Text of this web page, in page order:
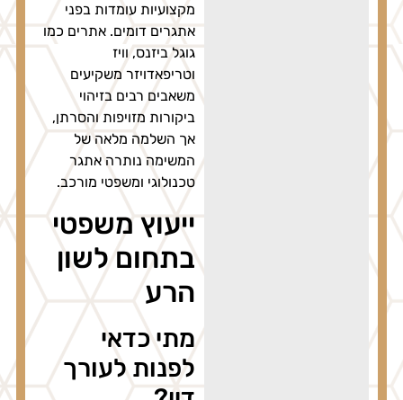
מקצועיות עומדות בפני
אתגרים דומים. אתרים כמו
גוגל ביזנס, וויז
וטריפאדויזר משקיעים
משאבים רבים בזיהוי
ביקורות מזויפות והסרתן,
אך השלמה מלאה של
המשימה נותרה אתגר
טכנולוגי ומשפטי מורכב.
ייעוץ משפטי
בתחום לשון
הרע
מתי כדאי
לפנות לעורך